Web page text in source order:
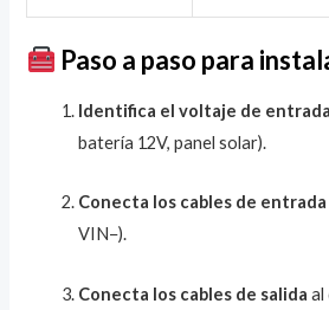
Paso a paso para
Identifica el voltaje de entrada
batería 12V, panel solar).
Conecta los cables de entrada
VIN−).
Conecta los cables de salida al